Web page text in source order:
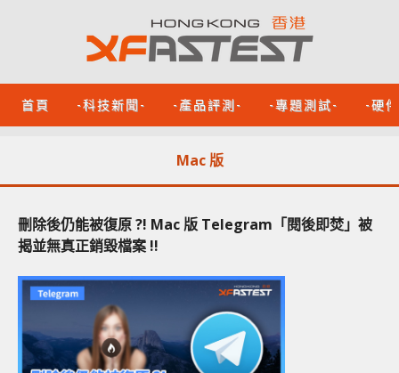
首頁 -科技新聞- -產品評測- -專題測試- -硬
Mac 版
刪除後仍能被復原 ?! Mac 版 Telegram「閱後即焚」被
揭並無真正銷毀檔案 !!